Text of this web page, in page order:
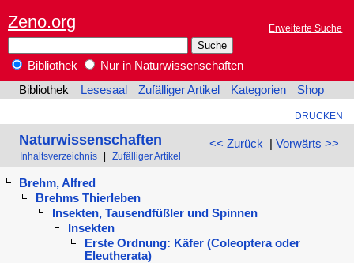
Zeno.org Erweiterte Suche
Bibliothek
Nur in Naturwissenschaften
Bibliothek
Lesesaal Zufälliger Artikel Kategorien Shop
DRUCKEN
<< Zurück | Vorwärts >>
Naturwissenschaften
Inhaltsverzeichnis Zufälliger Artikel
Brehm, Alfred
Brehms Thierleben
Insekten, Tausendfüßler und Spinnen
Insekten
Erste Ordnung: Käfer (Coleoptera oder
Eleutherata)